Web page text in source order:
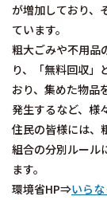
が増加しており、
ています。
粗大ごみや不用品
り、「無料回収」
おり、集めた物品
発生するなど、様
住民の皆様には、
組合の分別ルール
ます。
環境省HP⇒いら